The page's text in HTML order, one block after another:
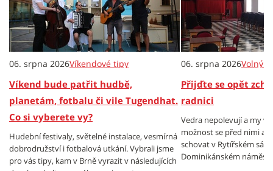
06. srpna 2026Víkendové tipy
Víkend bude patřit hudbě,
planetám, fotbalu či vile Tugendhat.
Co si vyberete vy?
Hudební festivaly, světelné instalace, vesmírná
dobrodružství i fotbalová utkání. Vybrali jsme
pro vás tipy, kam v Brně vyrazit v následujících
06. srpna 2026Volný
Přijďte se opět
radnici
Vedra nepolevují a my
možnost se před nimi
schovat v Rytířském
Dominikánském náměstí.